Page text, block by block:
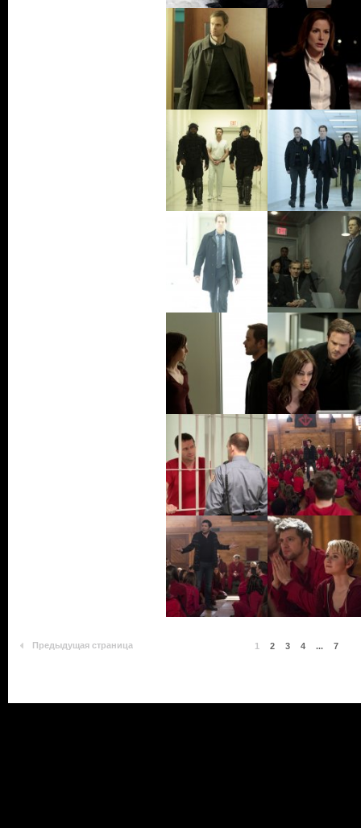
Предыдущая страница 1 2 3 4 ... 7